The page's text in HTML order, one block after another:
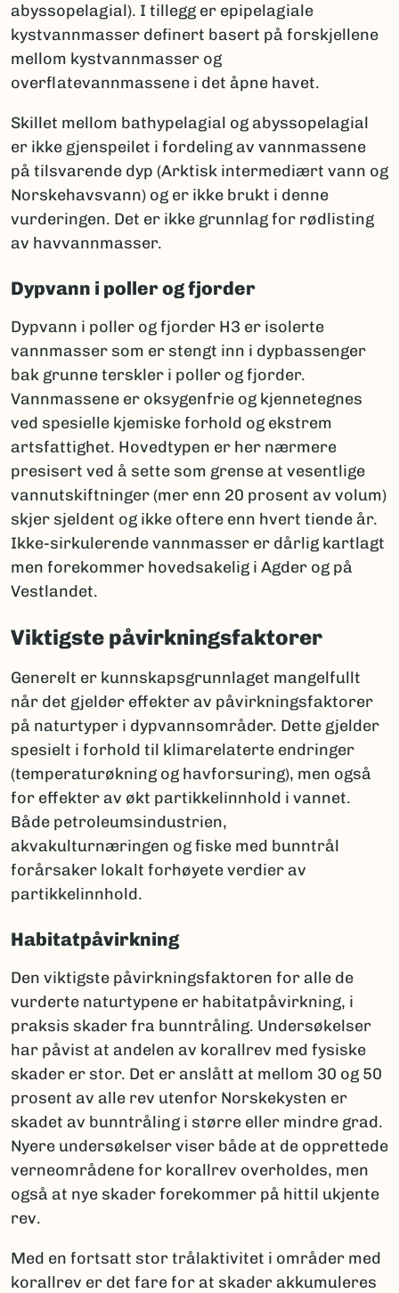
abyssopelagial). I tillegg er epipelagiale
kystvannmasser definert basert på forskjellene
mellom kystvannmasser og
overflatevannmassene i det åpne havet.
Skillet mellom bathypelagial og abyssopelagial
er ikke gjenspeilet i fordeling av vannmassene
på tilsvarende dyp (Arktisk intermediært vann og
Norskehavsvann) og er ikke brukt i denne
vurderingen. Det er ikke grunnlag for rødlisting
av havvannmasser.
Dypvann i poller og fjorder
Dypvann i poller og fjorder H3 er isolerte
vannmasser som er stengt inn i dypbassenger
bak grunne terskler i poller og fjorder.
Vannmassene er oksygenfrie og kjennetegnes
ved spesielle kjemiske forhold og ekstrem
artsfattighet. Hovedtypen er her nærmere
presisert ved å sette som grense at vesentlige
vannutskiftninger (mer enn 20 prosent av volum)
skjer sjeldent og ikke oftere enn hvert tiende år.
Ikke-sirkulerende vannmasser er dårlig kartlagt
men forekommer hovedsakelig i Agder og på
Vestlandet.
Viktigste påvirkningsfaktorer
Generelt er kunnskapsgrunnlaget mangelfullt
når det gjelder effekter av påvirkningsfaktorer
på naturtyper i dypvannsområder. Dette gjelder
spesielt i forhold til klimarelaterte endringer
(temperaturøkning og havforsuring), men også
for effekter av økt partikkelinnhold i vannet.
Både petroleumsindustrien,
akvakulturnæringen og fiske med bunntrål
forårsaker lokalt forhøyete verdier av
partikkelinnhold.
Habitatpåvirkning
Den viktigste påvirkningsfaktoren for alle de
vur­derte naturtypene er habitatpåvirkning, i
praksis skader fra bunntråling. Undersøkelser
har påvist at andelen av korallrev med fysiske
skader er stor. Det er anslått at mellom 30 og 50
prosent av alle rev utenfor Norskekysten er
skadet av bunntråling i større eller mindre grad.
Nyere undersøkelser viser både at de opprettede
verneområdene for korallrev overholdes, men
også at nye skader forekommer på hittil ukjente
rev.
Med en fortsatt stor trålaktivi­tet i områder med
korallrev er det fare for at skader akkumuleres